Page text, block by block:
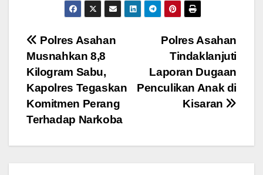
e
b
o
o
k
tt
er
at
s
A
p
p
ss
er
e
Navigasi
pos
Polres Asahan
Tindaklanjuti
Laporan Dugaan
Penculikan Anak di
Kisaran
Polres Asahan
Musnahkan 8,8
Kilogram Sabu,
Kapolres Tegaskan
Komitmen Perang
Terhadap Narkoba